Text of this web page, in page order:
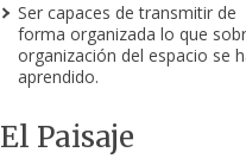
Ser capaces de transmitir de
forma organizada lo que
organización del espacio se
aprendido.
El Paisaje